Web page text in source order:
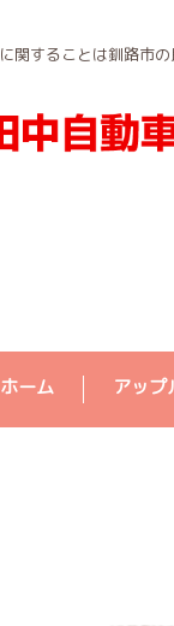
関することは釧路市
ホーム アップ